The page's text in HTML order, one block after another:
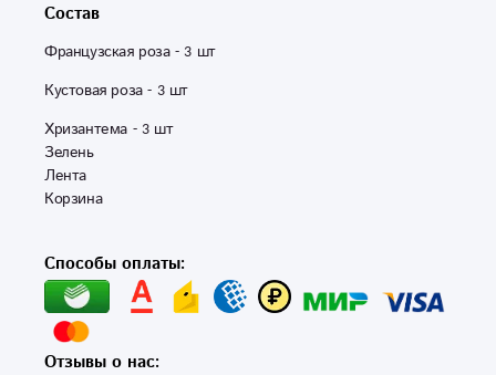
Состав
Французская роза - 3 шт
Кустовая роза - 3 шт
Хризантема - 3 шт
Зелень
Лента
Корзина
Способы оплаты:
Отзывы о нас: